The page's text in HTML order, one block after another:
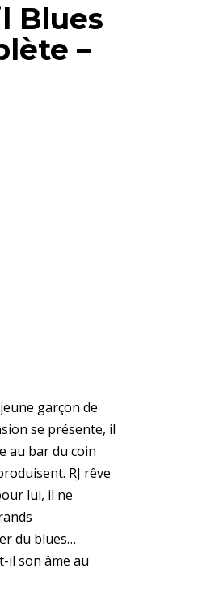
Blues
–
garçon de
se présente, il
au bar du coin
RJ rêve
lui, il ne
du blues…
il son âme au